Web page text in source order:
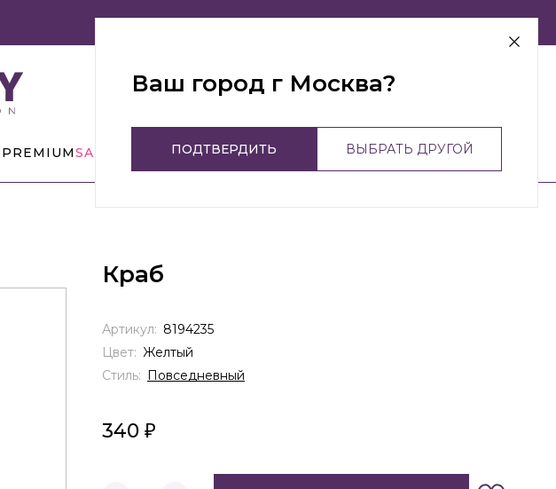
г Москва
PREMIUMSALE
Краб
340
Артикул: 8194235
Цвет: Желтый
Стиль: Повседневный
Ваш город г Москва?
ПОДТВЕРДИТЬ ВЫБРАТЬ ДРУГОЙ